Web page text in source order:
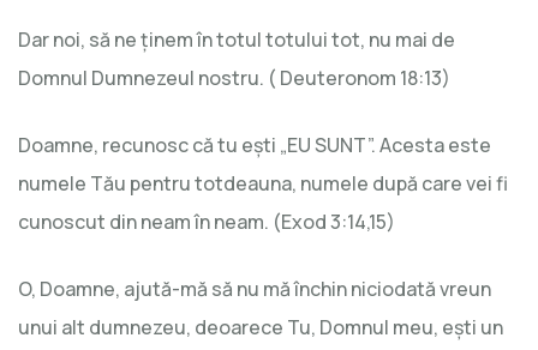
Dar noi, să ne ținem în totul totului tot, nu mai de
Domnul Dumnezeul nostru. ( Deuteronom 18:13)
Doamne, recunosc că tu ești „EU SUNT”. Acesta este
numele Tău pentru totdeauna, numele după care vei fi
cunoscut din neam în neam. (Exod 3:14,15)
O, Doamne, ajută-mă să nu mă închin niciodată vreun
unui alt dumnezeu, deoarece Tu, Domnul meu, ești un